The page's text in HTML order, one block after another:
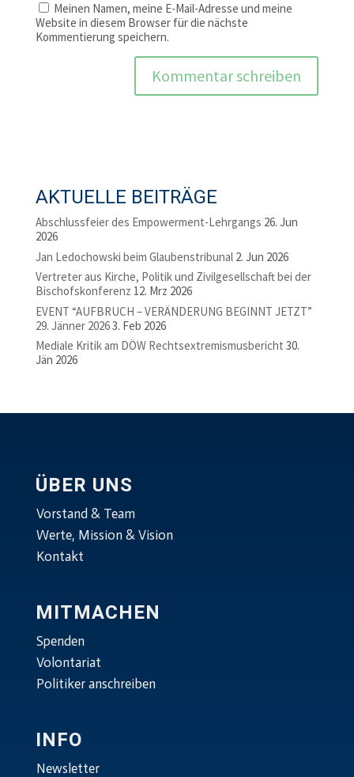
Meinen Namen, meine E-Mail-Adresse und meine
Website in diesem Browser für die nächste
Kommentierung speichern.
AKTUELLE BEITRÄGE
Abschlussfeier des Empowerment-Lehrgangs 26. Jun
2026
Jan Ledochowski beim Glaubenstribunal 2. Jun 2026
Vertreter aus Kirche, Politik und Zivilgesellschaft bei der
Bischofskonferenz 12. Mrz 2026
EVENT “AUFBRUCH – VERÄNDERUNG BEGINNT JETZT”
29. Jänner 20263. Feb 2026
Mediale Kritik am DÖW Rechtsextremismusbericht 30.
Jän 2026
ÜBER UNS
Vorstand & Team
Werte, Mission & Vision
Kontakt
MITMACHEN
Spenden
Volontariat
Politiker anschreiben
INFO
Newsletter